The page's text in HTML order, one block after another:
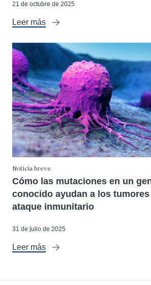
21 de octubre de 2025
Leer más
Noticia breve
Cómo las mutaciones en un
conocido ayudan a los tumores
ataque inmunitario
31 de julio de 2025
Leer más